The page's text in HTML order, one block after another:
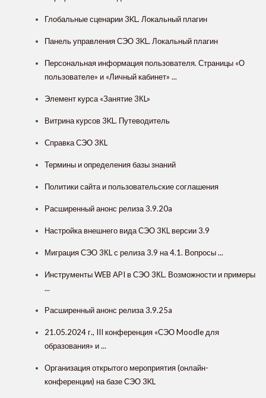
Глобальные сценарии 3KL. Локальный плагин
Панель управления СЭО 3KL. Локальный плагин
Персональная информация пользователя. Страницы «О
пользователе» и «Личный кабинет» ...
Элемент курса «Занятие 3КL»
Витрина курсов 3KL. Путеводитель
Справка СЭО 3КL
Термины и определения базы знаний
Политики сайта и пользовательские соглашения
Расширенный анонс релиза 3.9.20a
Настройка внешнего вида СЭО 3КL версии 3.9
Миграция СЭО 3КL с релиза 3.9 на 4.1. Вопросы ...
Инструменты WEB API в СЭО 3КL. Возможности и примеры
...
Расширенный анонс релиза 3.9.25a
21.05.2024 г., III конференция «СЭО Moodle для
образования» и ...
Организация открытого мероприятия (онлайн-
конференции) на базе СЭО 3KL